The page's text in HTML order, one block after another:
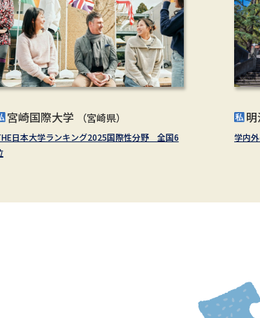
宮崎国際大学 （宮崎県）
日本大学ランキング2025国際性分野 全国6
学内